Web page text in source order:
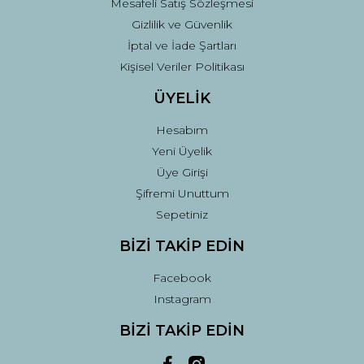
Mesafeli Satış Sözleşmesi
Gizlilik ve Güvenlik
İptal ve İade Şartları
Kişisel Veriler Politikası
ÜYELİK
Hesabım
Yeni Üyelik
Üye Girişi
Şifremi Unuttum
Sepetiniz
BİZİ TAKİP EDİN
Facebook
Instagram
BİZİ TAKİP EDİN